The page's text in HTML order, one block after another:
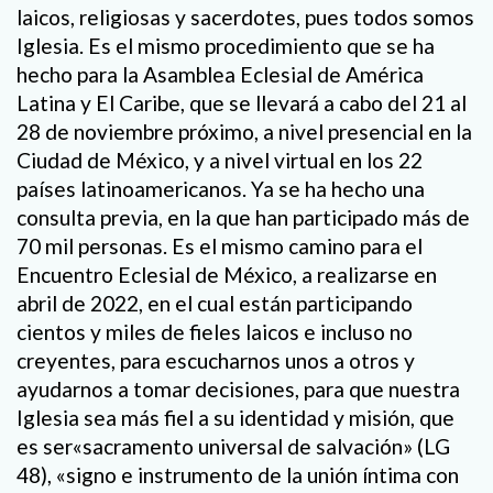
laicos, religiosas y sacerdotes, pues todos somos
Iglesia. Es el mismo procedimiento que se ha
hecho para la Asamblea Eclesial de América
Latina y El Caribe, que se llevará a cabo del 21 al
28 de noviembre próximo, a nivel presencial en la
Ciudad de México, y a nivel virtual en los 22
países latinoamericanos. Ya se ha hecho una
consulta previa, en la que han participado más de
70 mil personas. Es el mismo camino para el
Encuentro Eclesial de México, a realizarse en
abril de 2022, en el cual están participando
cientos y miles de fieles laicos e incluso no
creyentes, para escucharnos unos a otros y
ayudarnos a tomar decisiones, para que nuestra
Iglesia sea más fiel a su identidad y misión, que
es ser«sacramento universal de salvación» (LG
48), «signo e instrumento de la unión íntima con